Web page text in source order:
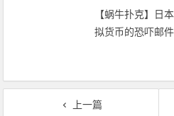
【蜗牛扑克】日
拟货币的恐吓邮件
上一篇